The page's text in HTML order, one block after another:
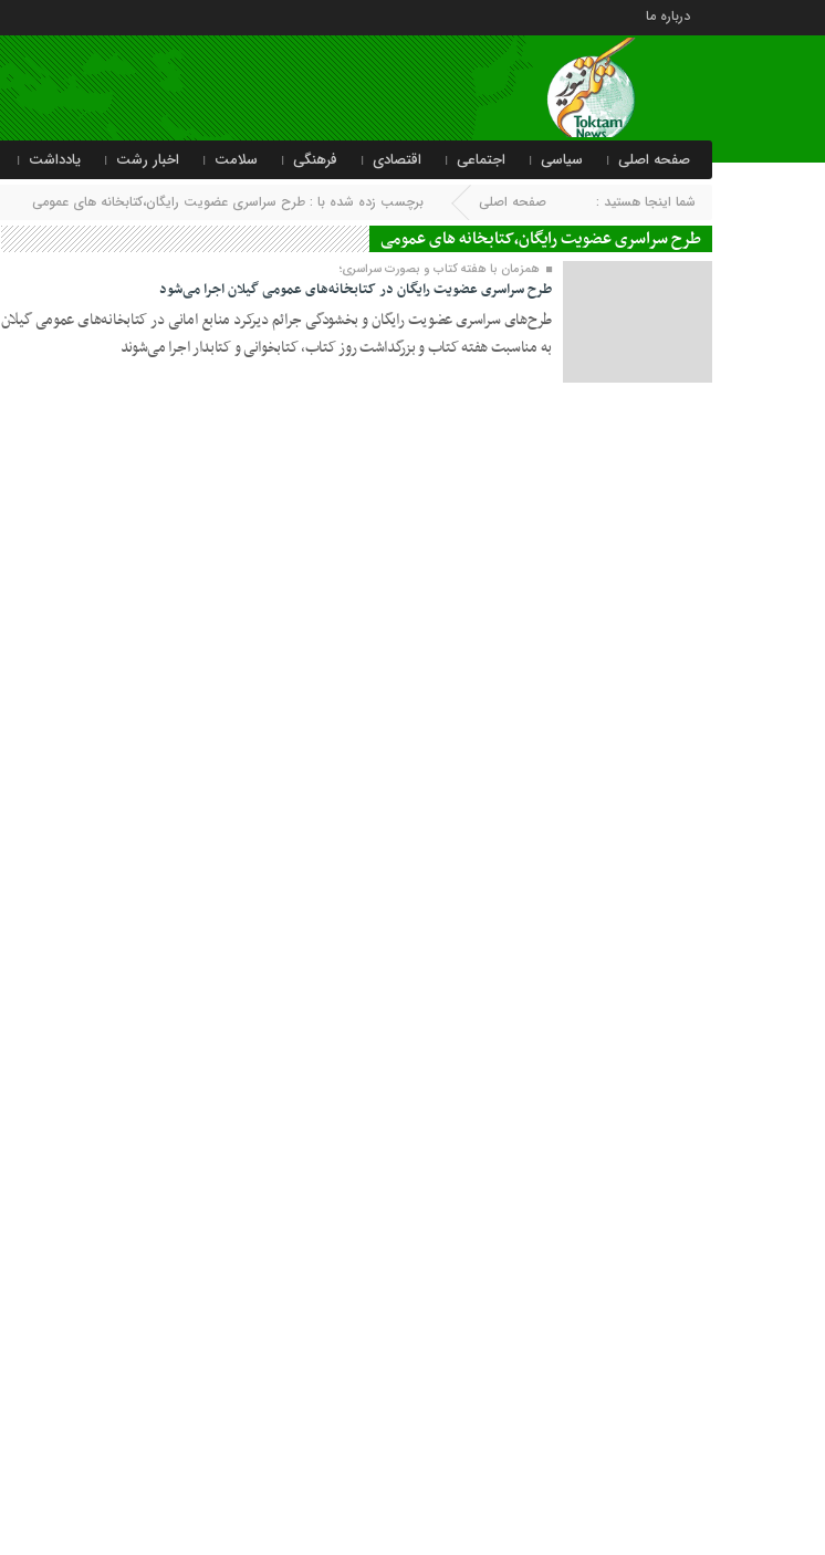
درباره ما
صفحه اصلی سیاسی اجتماعی اقتصادی فرهنگی سلامت اخبار رشت یادداشت
شما اینجا هستید : صفحه اصلی برچسب زده شده با : طرح سراسری عضویت رایگان،کتابخانه های عمومی
طرح سراسری عضویت رایگان،کتابخانه های عمومی
همزمان با هفته کتاب و بصورت سراسری؛
طرح‌ سراسری عضویت رایگان در کتابخانه‌های عمومی گیلان اجرا می‌شود
طرح‌های سراسری عضویت رایگان و بخشودگی جرائم دیرکرد منابع امانی در کتابخانه‌های عمومی گیلان
به مناسبت هفته کتاب و بزرگداشت روز کتاب، کتابخوانی و کتابدار اجرا می‌شوند